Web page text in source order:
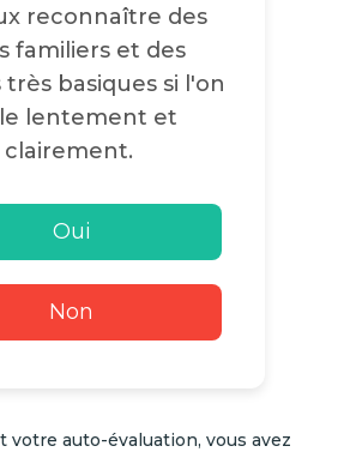
reconnaître des
familiers et des
très basiques si l'on
lentement et
clairement.
Oui
Non
votre auto-évaluation, vous avez